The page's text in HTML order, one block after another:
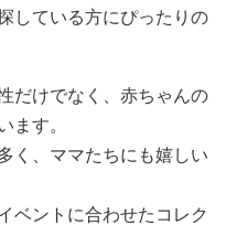
している方にぴったりの
だけでなく、赤ちゃんの
ます。
く、ママたちにも嬉しい
ベントに合わせたコレク